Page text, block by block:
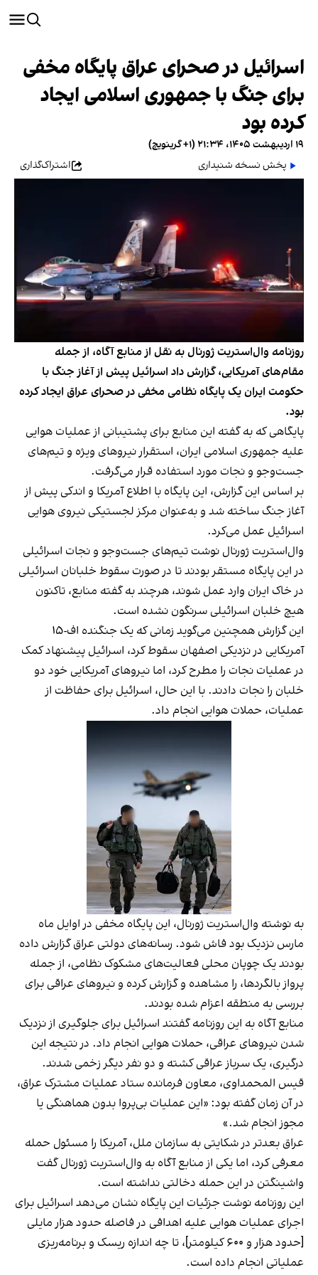
اسرائیل در صحرای عراق پایگاه مخفی
برای جنگ با جمهوری اسلامی ایجاد
کرده بود
۱۹ اردیبهشت ۱۴۰۵، ۲۱:۳۴ (‎+۱ گرینویچ)
پخش نسخه شنیداری
اشتراک‌گذاری
روزنامه وال‌استریت ژورنال به نقل از منابع آگاه، از جمله
مقام‌های آمریکایی، گزارش داد اسرائیل پیش از آغاز جنگ با
حکومت ایران یک پایگاه نظامی مخفی در صحرای عراق ایجاد کرده
بود.
پایگاهی که به گفته این منابع برای پشتیبانی از عملیات هوایی
علیه جمهوری اسلامی ایران، استقرار نیروهای ویژه و تیم‌های
جست‌وجو و نجات مورد استفاده قرار می‌گرفت.
بر اساس این گزارش، این پایگاه با اطلاع آمریکا و اندکی پیش از
آغاز جنگ ساخته شد و به‌عنوان مرکز لجستیکی نیروی هوایی
اسرائیل عمل می‌کرد.
وال‌استریت ژورنال نوشت تیم‌های جست‌وجو و نجات اسرائیلی
در این پایگاه مستقر بودند تا در صورت سقوط خلبانان اسرائیلی
در خاک ایران وارد عمل شوند، هرچند به گفته منابع، تاکنون
هیچ خلبان اسرائیلی سرنگون نشده است.
این گزارش همچنین می‌گوید زمانی که یک جنگنده اف-۱۵
آمریکایی در نزدیکی اصفهان سقوط کرد، اسرائیل پیشنهاد کمک
در عملیات نجات را مطرح کرد، اما نیروهای آمریکایی خود دو
خلبان را نجات دادند. با این حال، اسرائیل برای حفاظت از
عملیات، حملات هوایی انجام داد.
به نوشته وال‌استریت ژورنال، این پایگاه مخفی در اوایل ماه
مارس نزدیک بود فاش شود. رسانه‌های دولتی عراق گزارش داده
بودند یک چوپان محلی فعالیت‌های مشکوک نظامی، از جمله
پرواز بالگردها، را مشاهده و گزارش کرده و نیروهای عراقی برای
بررسی به منطقه اعزام شده بودند.
منابع آگاه به این روزنامه گفتند اسرائیل برای جلوگیری از نزدیک
شدن نیروهای عراقی، حملات هوایی انجام داد. در نتیجه این
درگیری، یک سرباز عراقی کشته و دو نفر دیگر زخمی شدند.
قیس المحمداوی، معاون فرمانده ستاد عملیات مشترک عراق،
در آن زمان گفته بود: «این عملیات بی‌پروا بدون هماهنگی یا
مجوز انجام شد.»
عراق بعدتر در شکایتی به سازمان ملل، آمریکا را مسئول حمله
معرفی کرد، اما یکی از منابع آگاه به وال‌استریت ژورنال گفت
واشینگتن در این حمله دخالتی نداشته است.
این روزنامه نوشت جزئیات این پایگاه نشان می‌دهد اسرائیل برای
اجرای عملیات هوایی علیه اهدافی در فاصله حدود هزار مایلی
[حدود هزار و ۶۰۰ کیلومتر]، تا چه اندازه ریسک و برنامه‌ریزی
عملیاتی انجام داده است.